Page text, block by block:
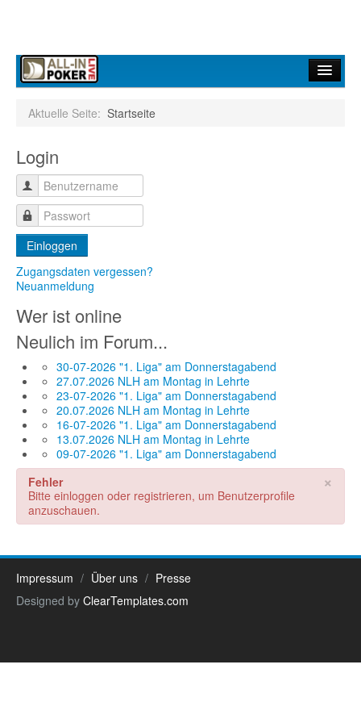
Infos
Turniere
Ergebnisdienst
Community
Aktuelle Seite: Startseite
Login
Einloggen
Zugangsdaten vergessen?
Neuanmeldung
Wer ist online
Neulich im Forum...
30-07-2026 "1. Liga" am Donnerstagabend
27.07.2026 NLH am Montag in Lehrte
23-07-2026 "1. Liga" am Donnerstagabend
20.07.2026 NLH am Montag in Lehrte
16-07-2026 "1. Liga" am Donnerstagabend
13.07.2026 NLH am Montag in Lehrte
09-07-2026 "1. Liga" am Donnerstagabend
×
Fehler
Bitte einloggen oder registrieren, um Benutzerprofile
anzuschauen.
Impressum Über uns
Presse
Designed by ClearTemplates.com